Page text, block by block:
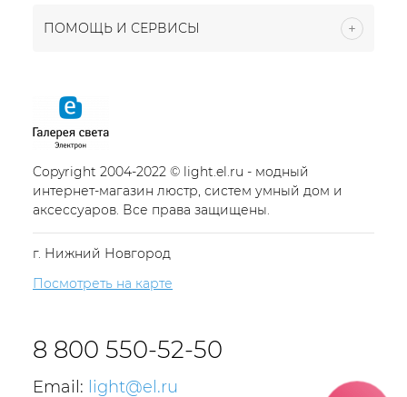
ПОМОЩЬ И СЕРВИСЫ
Copyright 2004-2022 © light.el.ru - модный
интернет-магазин люстр, систем умный дом и
аксессуаров. Все права защищены.
г. Нижний Новгород
Посмотреть на карте
8 800 550-52-50
Email: light@el.ru